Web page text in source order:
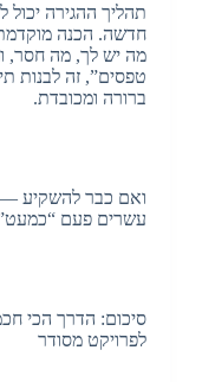
תהליך ההגירה יכול
חדשה. הכנה
מה יש לך, מה חסר,
טפסים”, זה לבנות
ברורה ומכובדת.
ואם כבר להשקיע —
עשרים פעם
סיכום: הדרך הכי
לפרויקט מסודר